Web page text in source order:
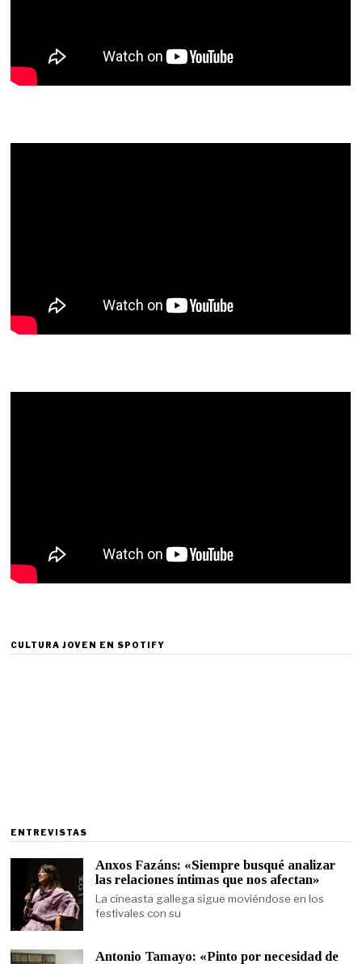
CULTURA JOVEN EN SPOTIFY
ENTREVISTAS
Anxos Fazáns: «Siempre busqué analizar
las relaciones íntimas que nos afectan»
La cineasta gallega sigue moviéndose en los
festivales con su
Antonio Tamayo: «Pinto por necesidad de